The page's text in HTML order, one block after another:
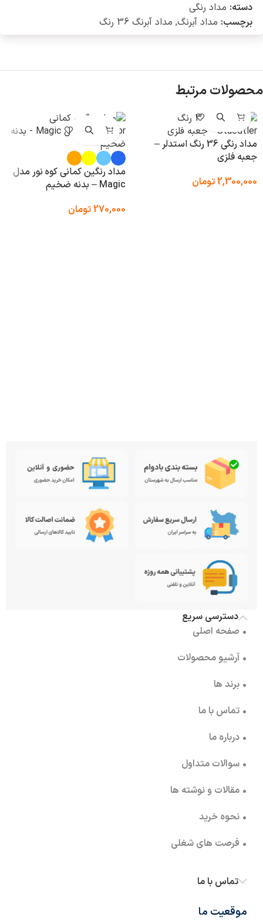
دسته: مداد رنگی
برچسب: مداد آبرنگ, مداد آبرنگ 36 رنگ
محصولات مرتبط
مداد رنگی 36 رنگ استدلر –
جعبه فلزی
2,300,000تومان
مداد رنگین کمانی کوه نور مدل
Magic – بدنه ضخیم
270,000تومان
دسترسی سریع
• صفحه اصلی
• آرشیو محصولات
• برند ها
• تماس با ما
• درباره ما
• سوالات متداول
• مقالات و نوشته ها
• نحوه خرید
• فرصت های شغلی
تماس با ما
موقعیت ما